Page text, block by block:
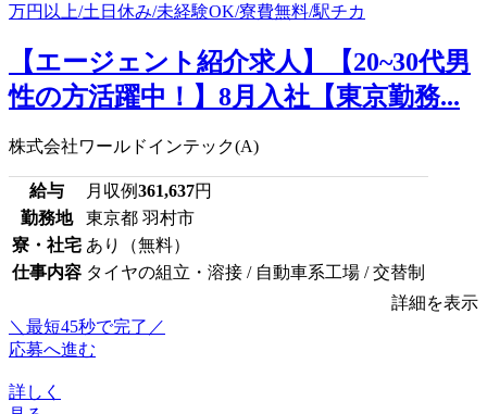
【エージェント紹介求人】【20~30代男
性の方活躍中！】8月入社【東京勤務...
株式会社ワールドインテック(A)
給与 月収例361,637円
勤務地
東京都 羽村市
寮・社宅 あり（無料）
仕事内容 タイヤの組立・溶接 / 自動車系工場 / 交替制
詳細を表示
＼最短45秒で完了／
応募へ進む
詳しく